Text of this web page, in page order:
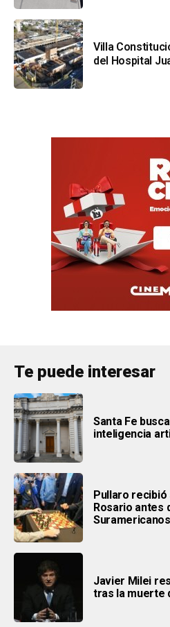
Villa
del Hospital
Te puede interesar
Santa Fe
inteligencia
Pullaro recibió
Rosario antes
Suramericanos
Javier Milei
tras la muerte